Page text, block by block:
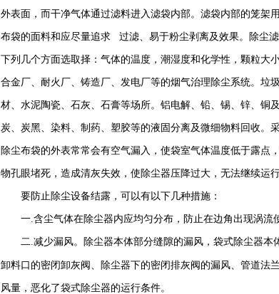
外表面，而干净气体通过滤料进入滤袋内部。滤袋内部的笼
布袋的面料和应尽量追求 过滤、易于粉尘剥离及效果。除尘
下列几个方面选取择：气体的温度，潮湿度和化学性，颗粒大
合金厂、耐火厂、铸造厂、发电厂等的烟气治理除尘系统。垃
材、水泥陶瓷、石灰、石膏等场所。铝电解、铅、锡、锌、
炭、炭黑、染料、制药、塑胶等的液固分离及微细物料回收。
除尘布袋的外表常常会有空气漏入，使袋室气体温度低于露
物孔眼堵死，造成清灰失效，使除尘器压降过大，无法继续运
要防止除尘设备结露，可以有以下几种措施：
一.含尘气体在除尘器内应均匀分布，防止在边角出现涡流
二.减少漏风。除尘器本体部分缝隙的漏风，袋式除尘器本
卸料口的密闭卸灰阀、除尘器下的密闭排灰阀的漏风、管道
风量，恶化了袋式除尘器的运行条件。